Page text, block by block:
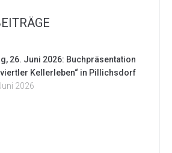
26. Juni 2026: Buchpräsentation
Kellerleben“ in Pillichsdorf
2026